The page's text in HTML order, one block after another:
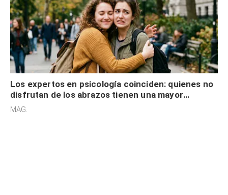
Los expertos en psicología coinciden: quienes no
disfrutan de los abrazos tienen una mayor
sensibilidad a los estímulos físicos y no es por
MAG.